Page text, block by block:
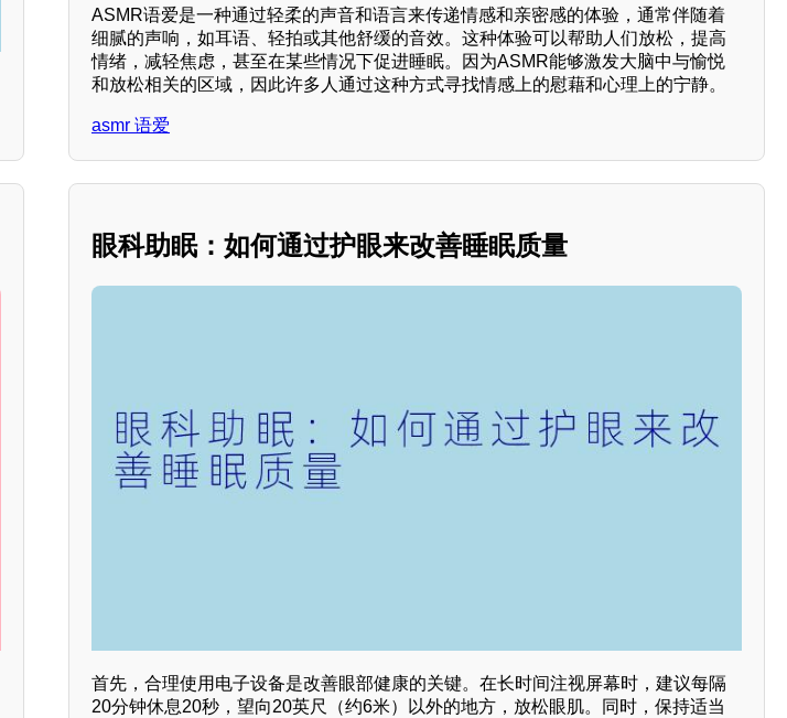
ASMR语爱是一种通过轻柔的声音和语言来传递情感和亲密感的体验，通常伴随着
细腻的声响，如耳语、轻拍或其他舒缓的音效。这种体验可以帮助人们放松，提高
情绪，减轻焦虑，甚至在某些情况下促进睡眠。因为ASMR能够激发大脑中与愉悦
和放松相关的区域，因此许多人通过这种方式寻找情感上的慰藉和心理上的宁静。
asmr 语爱
眼科助眠：如何通过护眼来改善睡眠质量
首先，合理使用电子设备是改善眼部健康的关键。在长时间注视屏幕时，建议每隔
20分钟休息20秒，望向20英尺（约6米）以外的地方，放松眼肌。同时，保持适当